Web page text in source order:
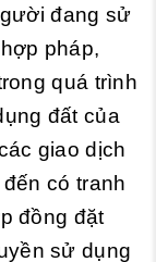
đang sử
pháp,
quá trình
đất của
giao dịch
có tranh
đồng đặt
sử dụng